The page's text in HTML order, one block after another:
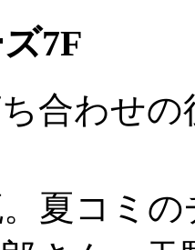
7F
合わせ
夏コミ